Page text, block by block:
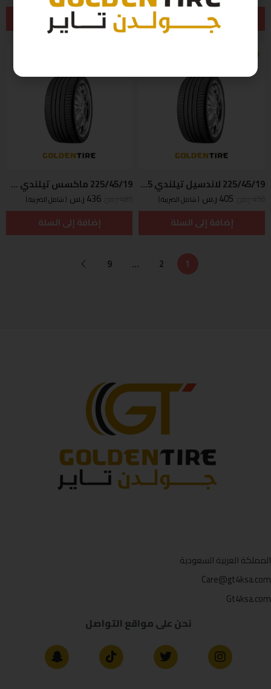
إضافة إلى السلة إضافة إلى السلة
225/45/19 لاندسيل تيلندي D2025
405ر.س ( شامل الضريبة )
إضافة إلى السلة
225/45/19 ماكسس تيلندي D2025 96W
436ر.س ( شامل الضريبة )
إضافة إلى السلة
1
2
…
9
المملكة العربية السعودية
Care@gt4ksa.com
Gt4ksa.com
نحن على مواقع التواصل